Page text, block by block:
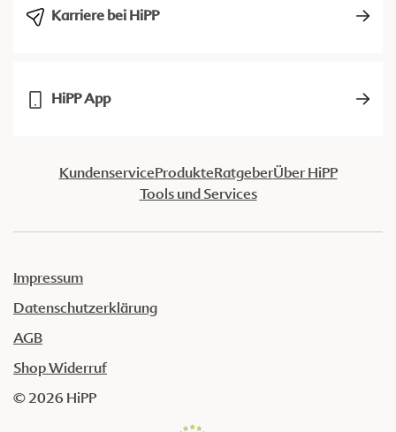
Karriere bei HiPP
HiPP App
KundenserviceProdukteRatgeberÜber HiPP
Tools und Services
Impressum
Datenschutzerklärung
AGB
Shop Widerruf
© 2026 HiPP